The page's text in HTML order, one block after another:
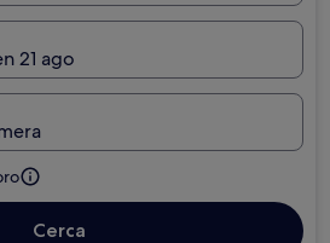
21 ago
Cerca